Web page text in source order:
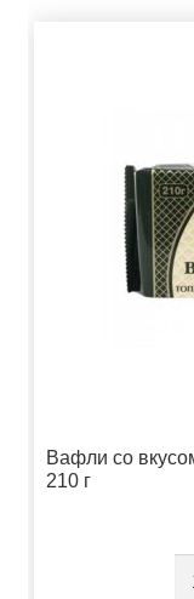
Вафли со
210 г